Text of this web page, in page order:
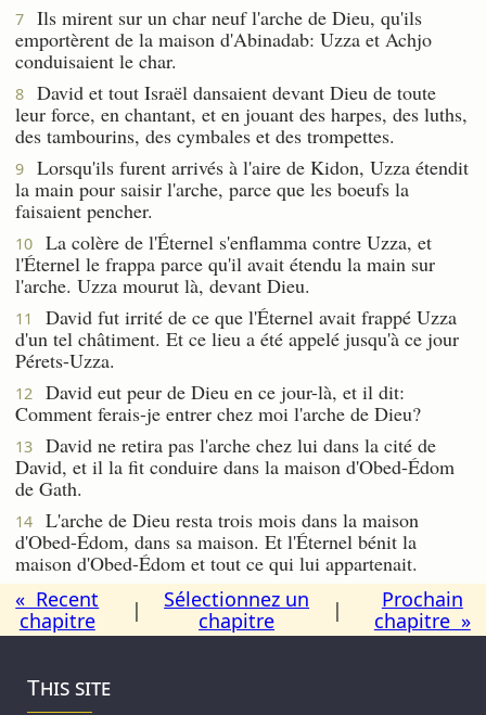
7
Ils mirent sur un char neuf l'arche de Dieu, qu'ils
emportèrent de la maison d'Abinadab: Uzza et Achjo
conduisaient le char.
8
David et tout Israël dansaient devant Dieu de toute
leur force, en chantant, et en jouant des harpes, des luths,
des tambourins, des cymbales et des trompettes.
9
Lorsqu'ils furent arrivés à l'aire de Kidon, Uzza étendit
la main pour saisir l'arche, parce que les boeufs la
faisaient pencher.
10
La colère de l'Éternel s'enflamma contre Uzza, et
l'Éternel le frappa parce qu'il avait étendu la main sur
l'arche. Uzza mourut là, devant Dieu.
11
David fut irrité de ce que l'Éternel avait frappé Uzza
d'un tel châtiment. Et ce lieu a été appelé jusqu'à ce jour
Pérets-Uzza.
12
David eut peur de Dieu en ce jour-là, et il dit:
Comment ferais-je entrer chez moi l'arche de Dieu?
13
David ne retira pas l'arche chez lui dans la cité de
David, et il la fit conduire dans la maison d'Obed-Édom
de Gath.
14
L'arche de Dieu resta trois mois dans la maison
d'Obed-Édom, dans sa maison. Et l'Éternel bénit la
maison d'Obed-Édom et tout ce qui lui appartenait.
« Recent
chapitre
|
Sélectionnez un
chapitre
|
Prochain
chapitre »
This site